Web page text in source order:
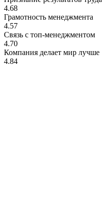
4.68
Грамотность менеджмента
4.57
Связь с топ-менеджментом
4.70
Компания делает мир лучше
4.84